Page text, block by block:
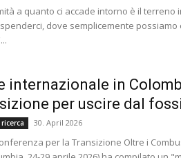
a quanto ci accade intorno è il terreno
dove semplicemente possiamo
internazionale in
per uscire dal
30. April 2026
per la Transizione Oltre i